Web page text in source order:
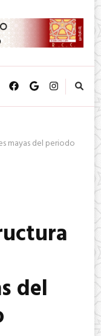
mayas del periodo
del